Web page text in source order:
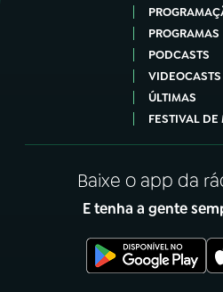
PROGRAMAS
PODCASTS
VIDEOCASTS
ÚLTIMAS
FESTIVAL DE
Baixe o app da
E tenha a gente